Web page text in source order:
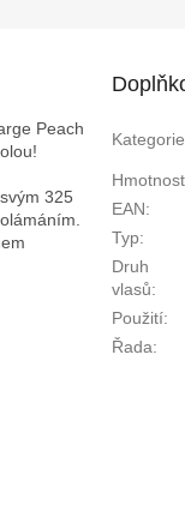
Peach
325
Kategorie
Hmotnost
EAN:
Typ:
Druh
vlasů:
Použití:
Řada: